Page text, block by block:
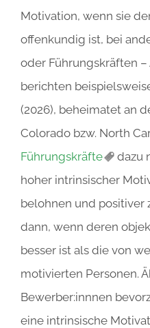
Motivation, wenn sie
offenkundig ist, bei
oder Führungskräften
berichten
(2026), beheimatet an
Colorado bzw. North
Führungskräfte
dazu
hoher intrinsischer
belohnen und positiver
dann, wenn deren
besser ist als die von
motivierten Personen.
Bewerber:innnen
eine intrinsische